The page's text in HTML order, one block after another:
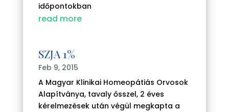
időpontokban
read more
SZJA 1%
Feb 9, 2015
A Magyar Klinikai Homeopátiás Orvosok
Alapítványa, tavaly ősszel, 2 éves
kérelmezések után végül megkapta a